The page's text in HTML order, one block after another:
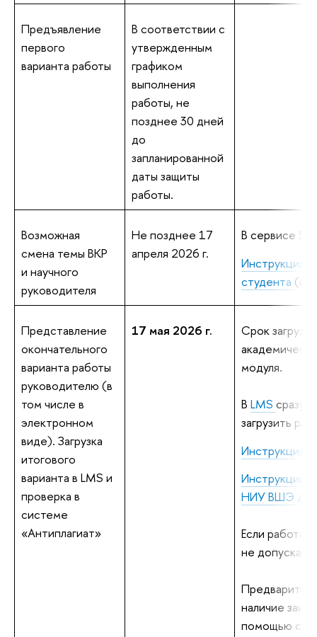
Предъявление
первого
варианта работы
В соответствии с
утвержденным
графиком
выполнения
работы, не
позднее 30 дней
до
запланированной
даты защиты
работы.
Возможная
смена темы ВКР
и научного
руководителя
Не позднее 17
апреля 2026 г.
В сервисе
Инструкция
студента
Представление
окончательного
варианта работы
руководителю (в
том числе в
электронном
виде). Загрузка
итогового
варианта в LMS и
проверка в
системе
«Антиплагиат»
17 мая 2026 г.
Срок
модуля.
В LMS сразу
загрузить
Инструкция
Инструкция
НИУ ВШЭ для
Если работа
не
наличие
помощью